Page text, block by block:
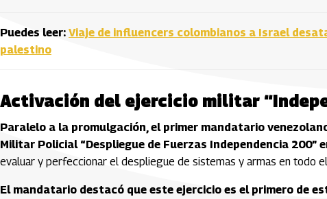
Puedes leer: Viaje de influencers colombianos a Israel
palestino
Activación del ejercicio militar
Paralelo a la promulgación, el primer mandatario
Militar Policial “Despliegue de Fuerzas Independencia 200”
evaluar y perfeccionar el despliegue de sistemas y armas en todo
El mandatario destacó que este ejercicio es el primero de